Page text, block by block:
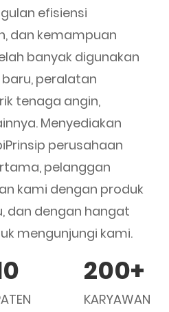
efisiensi
dan kemampuan
banyak digunakan
peralatan
tenaga angin,
Menyediakan
Prinsip perusahaan
pelanggan
kami dengan produk
dan dengan hangat
mengunjungi kami.
200+
KARYAWAN